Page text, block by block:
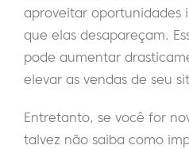
aproveitar oportunidades
que elas desapareçam.
pode aumentar
elevar as vendas de seu
Entretanto, se você for
talvez não saiba como